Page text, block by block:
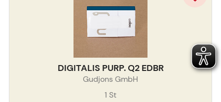
DIGITALIS PURP. Q2 EDBR
Gudjons GmbH
1 St